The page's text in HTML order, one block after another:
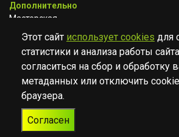
Дополнительно
Мастерская
Сотрудничество
YOUTUBE
© Музыкальный магазин Muzik
Этот сайт использует cookies для
статистики и анализа работы
согласиться на сбор и обработку
метаданных или отключить
браузера.
Согласен